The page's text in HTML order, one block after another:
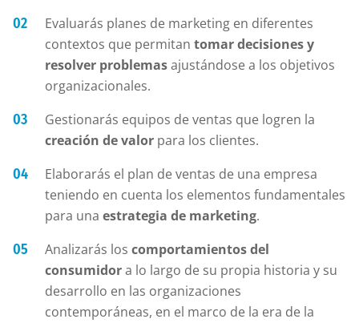
Evaluarás planes de marketing en diferentes
contextos que permitan tomar decisiones y
resolver problemasajustándose a los objetivos
organizacionales.
Gestionarás equipos de ventas que logren la
creación de valor para los clientes.
Elaborarás el plan de ventas de una empresa
teniendo en cuenta los elementos fundamentales
para una estrategia de marketing.
Analizarás los comportamientos del
consumidora lo largo de su propia historia y su
desarrollo en las organizaciones
contemporáneas, en el marco de la era de la